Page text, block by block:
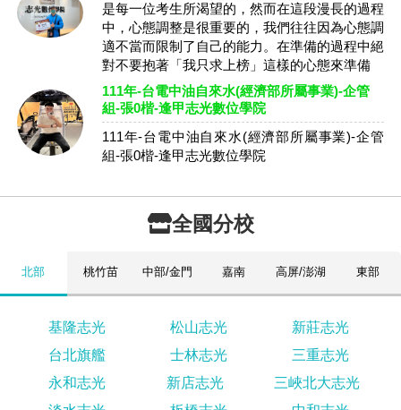
是每一位考生所渴望的，然而在這段漫長的過程
中，心態調整是很重要的，我們往往因為心態調
適不當而限制了自己的能力。在準備的過程中絕
對不要抱著「我只求上榜」這樣的心態來準備
111年-台電中油自來水(經濟部所屬事業)-企管
組-張0楷-逢甲志光數位學院
111年-台電中油自來水(經濟部所屬事業)-企管
組-張0楷-逢甲志光數位學院
全國分校
北部 桃竹苗 中部/金門 嘉南 高屏/澎湖 東部
基隆志光 松山志光
新莊志光
台北旗艦
士林志光
三重志光
永和志光
新店志光
三峽北大志光